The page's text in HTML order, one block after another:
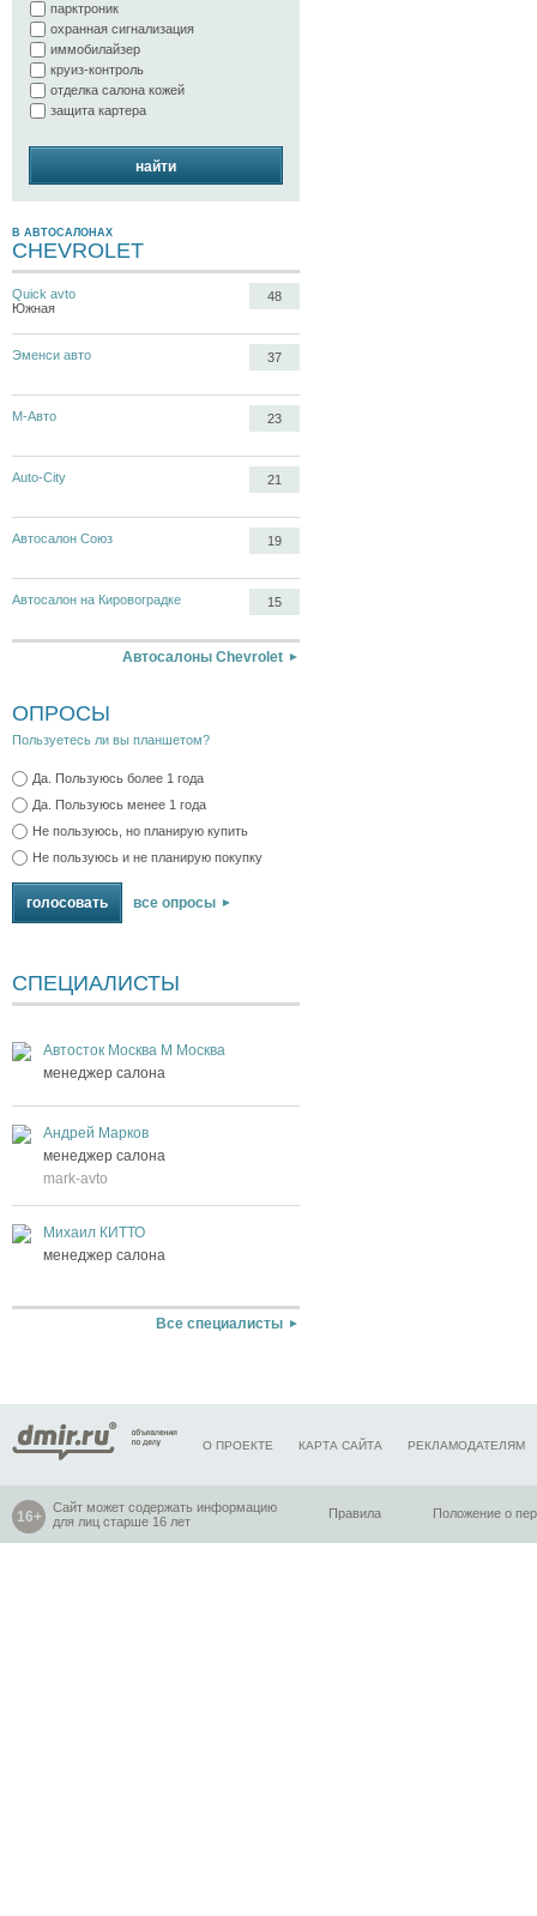
парктроник
охранная сигнализация
иммобилайзер
круиз-контроль
отделка салона кожей
защита картера
найти
В АВТОСАЛОНАХ
CHEVROLET
Quick avto
Южная
48
Эменси авто 37
М-Авто 23
Auto-City 21
Автосалон Союз 19
Автосалон на Кировоградке 15
Автосалоны Chevrolet
ОПРОСЫ
Пользуетесь ли вы планшетом?
Да. Пользуюсь более 1 года
Да. Пользуюсь менее 1 года
Не пользуюсь, но планирую купить
Не пользуюсь и не планирую покупку
все опросы
СПЕЦИАЛИСТЫ
Автосток Москва М Москва
менеджер салона
Андрей Марков
менеджер салона
mark-avto
Михаил КИТТО
менеджер салона
Все специалисты
О ПРОЕКТЕ КАРТА САЙТА РЕКЛАМОДАТЕЛЯМ
Сайт может содержать информацию
для лиц старше 16 лет
Правила Положение о